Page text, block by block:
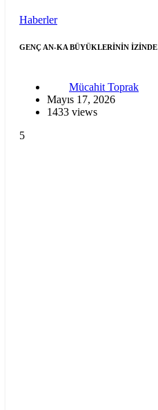
Haberler
GENÇ AN-KA BÜYÜKLERİNİN İZİNDE
Mücahit Toprak
Mayıs 17, 2026
1433 views
5